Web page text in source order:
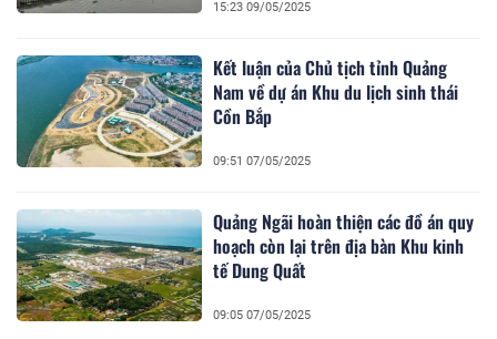
15:23 09/05/2025
Kết luận của Chủ tịch tỉnh Quảng
Nam về dự án Khu du lịch sinh thái
Cồn Bắp
09:51 07/05/2025
Quảng Ngãi hoàn thiện các đồ án quy
hoạch còn lại trên địa bàn Khu kinh
tế Dung Quất
09:05 07/05/2025